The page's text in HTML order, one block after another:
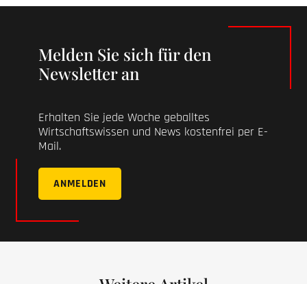
Melden Sie sich für den
Newsletter an
Erhalten Sie jede Woche geballtes
Wirtschaftswissen und News kostenfrei per E-
Mail.
ANMELDEN